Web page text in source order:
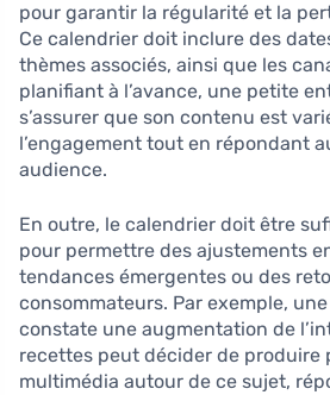
pour garantir la régularité et la
Ce calendrier doit inclure des
thèmes associés, ainsi que les
planifiant à l’avance, une petite
s’assurer que son contenu est
l’engagement tout en répondant
audience.
En outre, le calendrier doit être
pour permettre des ajustements
tendances émergentes ou des
consommateurs. Par exemple,
constate une augmentation de
recettes peut décider de produire
multimédia autour de ce sujet,